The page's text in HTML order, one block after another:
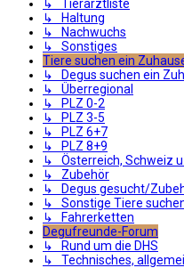
↳ Tierarztliste
↳ Haltung
↳ Nachwuchs
↳ Sonstiges
Tiere suchen ein
↳ Degus suchen ein
↳ Überregional
↳ PLZ 0-2
↳ PLZ 3-5
↳ PLZ 6+7
↳ PLZ 8+9
↳ Österreich, Schweiz
↳ Zubehör
↳ Degus gesucht/
↳ Sonstige Tiere
↳ Fahrerketten
Degufreunde-Forum
↳ Rund um die DHS
↳ Technisches,